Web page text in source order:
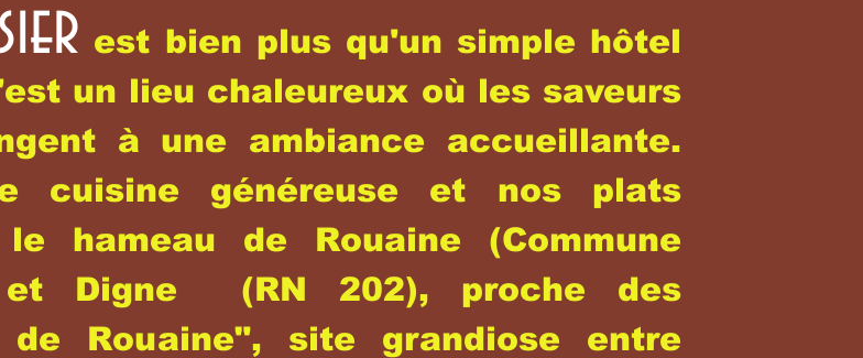
est bien plus qu'un simple hôtel
un lieu chaleureux où les saveurs
à une ambiance accueillante.
cuisine généreuse et nos plats
hameau de Rouaine (Commune
Digne (RN 202), proche des
Rouaine", site grandiose entre